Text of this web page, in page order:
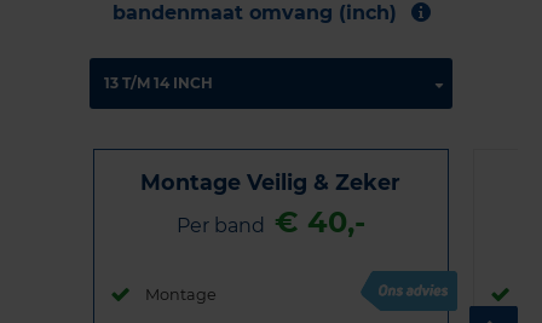
bandenmaat omvang (inch)
Montage Veilig & Zeker
Per band € 40,-
Montage